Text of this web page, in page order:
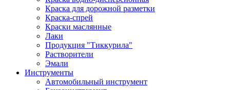
Краска для дорожной разметки
Краска-спрей
Краски маслянные
Лаки
Продукция "Тиккурила"
Растворители
Эмали
Инструменты
Автомобильный инструмент